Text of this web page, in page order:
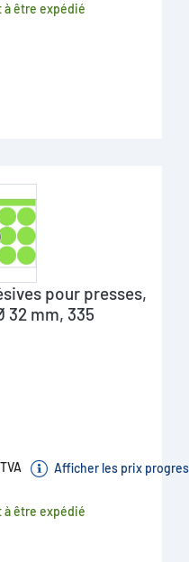
à être expédié
pour presses,
32 mm, 335
Afficher les prix
à être expédié